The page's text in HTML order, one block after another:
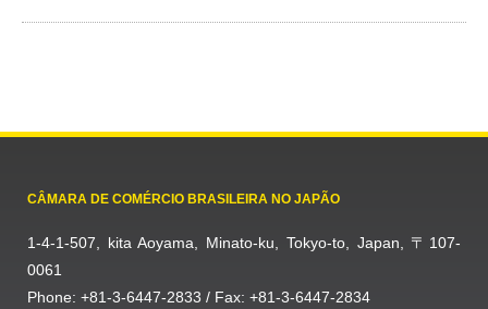
CÂMARA DE COMÉRCIO BRASILEIRA NO JAPÃO
1-4-1-507, kita Aoyama, Minato-ku, Tokyo-to, Japan, 〒107-
0061
Phone: +81-3-6447-2833 / Fax: +81-3-6447-2834